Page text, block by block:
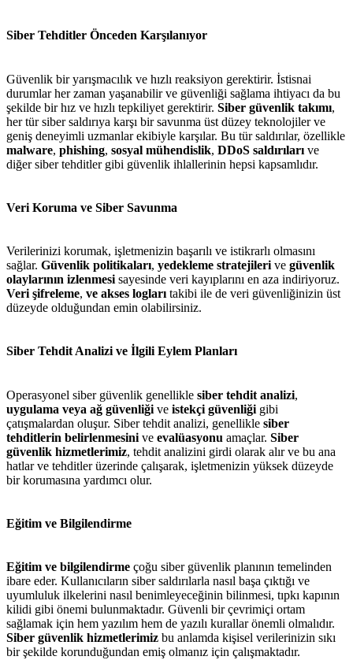
Siber Tehditler Önceden Karşılanıyor
Güvenlik bir yarışmacılık ve hızlı reaksiyon gerektirir. İstisnai
durumlar her zaman yaşanabilir ve güvenliği sağlama ihtiyacı da bu
şekilde bir hız ve hızlı tepkiliyet gerektirir. Siber güvenlik takımı,
her tür siber saldırıya karşı bir savunma üst düzey teknolojiler ve
geniş deneyimli uzmanlar ekibiyle karşılar. Bu tür saldırılar, özellikle
malware, phishing, sosyal mühendislik, DDoS saldırıları ve
diğer siber tehditler gibi güvenlik ihlallerinin hepsi kapsamlıdır.
Veri Koruma ve Siber Savunma
Verilerinizi korumak, işletmenizin başarılı ve istikrarlı olmasını
sağlar. Güvenlik politikaları, yedekleme stratejileri ve güvenlik
olaylarının izlenmesi sayesinde veri kayıplarını en aza indiriyoruz.
Veri şifreleme, ve akses logları takibi ile de veri güvenliğinizin üst
düzeyde olduğundan emin olabilirsiniz.
Siber Tehdit Analizi ve İlgili Eylem Planları
Operasyonel siber güvenlik genellikle siber tehdit analizi,
uygulama veya ağ güvenliği ve istekçi güvenliği gibi
çatışmalardan oluşur. Siber tehdit analizi, genellikle siber
tehditlerin belirlenmesini ve evalüasyonu amaçlar. Siber
güvenlik hizmetlerimiz, tehdit analizini girdi olarak alır ve bu ana
hatlar ve tehditler üzerinde çalışarak, işletmenizin yüksek düzeyde
bir korumasına yardımcı olur.
Eğitim ve Bilgilendirme
Eğitim ve bilgilendirme çoğu siber güvenlik planının temelinden
ibare eder. Kullanıcıların siber saldırılarla nasıl başa çıktığı ve
uyumluluk ilkelerini nasıl benimleyeceğinin bilinmesi, tıpkı kapının
kilidi gibi önemi bulunmaktadır. Güvenli bir çevrimiçi ortam
sağlamak için hem yazılım hem de yazılı kurallar önemli olmalıdır.
Siber güvenlik hizmetlerimiz bu anlamda kişisel verilerinizin sıkı
bir şekilde korunduğundan emiş olmanız için çalışmaktadır.